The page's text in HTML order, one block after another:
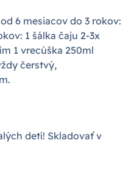
6 mesiacov do 3 rokov:
1 šálka čaju 2-3x
1 vrecúška 250ml
čerstvý,
detí! Skladovať v